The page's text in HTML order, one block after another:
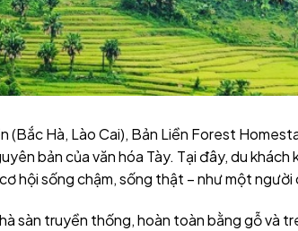
(Bắc Hà, Lào Cai), Bản Liền Forest
bản của văn hóa Tày. Tại đây, du
hội sống chậm, sống thật – như một người
sàn truyền thống, hoàn toàn bằng gỗ và